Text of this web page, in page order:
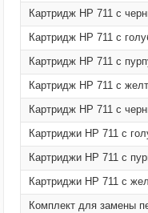
Картридж HP 711 с
Картридж HP 711 с
Картридж HP 711 с
Картридж HP 711 с
Картридж HP 711 с
Картриджи HP 711 с
Картриджи HP 711 с
Картриджи HP 711 с
Комплект для замены